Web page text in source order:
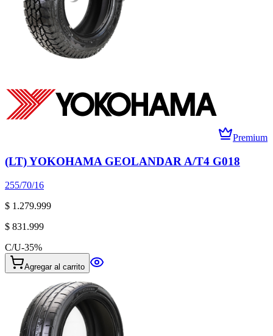
Premium
(LT) YOKOHAMA GEOLANDAR A/T4 G018
255/70/16
$ 1.279.999
$ 831.999
C/U-35%
Agregar al carrito